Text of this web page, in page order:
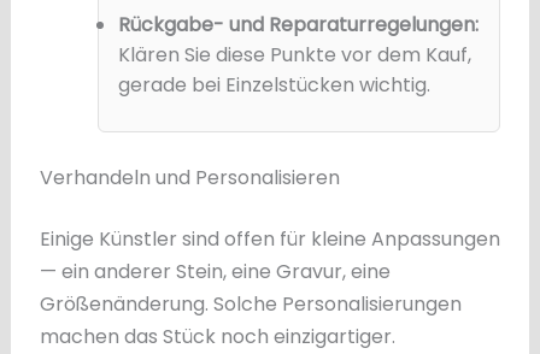
Rückgabe- und Reparaturregelungen:
Klären Sie diese Punkte vor dem Kauf,
gerade bei Einzelstücken wichtig.
Verhandeln und Personalisieren
Einige Künstler sind offen für kleine Anpassungen
— ein anderer Stein, eine Gravur, eine
Größenänderung. Solche Personalisierungen
machen das Stück noch einzigartiger.